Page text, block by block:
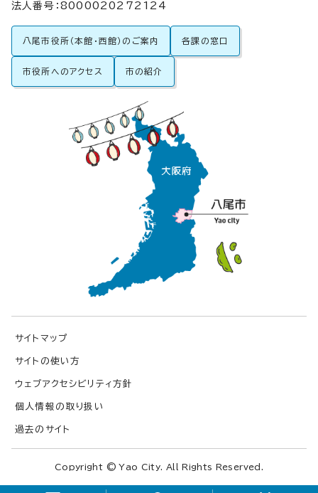
法人番号：8000020272124
八尾市役所（本館・西館）のご案内 各課の窓口
市役所へのアクセス 市の紹介
サイトマップ
サイトの使い方
ウェブアクセシビリティ方針
個人情報の取り扱い
過去のサイト
Copyright © Yao City. All Rights Reserved.